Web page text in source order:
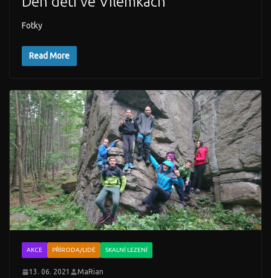
Fotky
Read More
AKCE PŘÍRODA/LIDÉ SKALNÍ LEZENÍ
13. 06. 2021 MaRian